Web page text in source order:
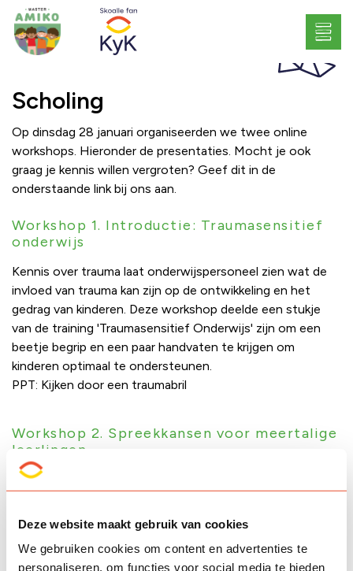
Deze website maakt gebruik van cookies
We gebruiken cookies om content en advertenties te
personaliseren, om functies voor social media te bieden
Scholing
Op dinsdag 28 januari organiseerden we twee online
workshops. Hieronder de presentaties. Mocht je ook
graag je kennis willen vergroten? Geef dit in de
onderstaande link bij ons aan.
Workshop 1. Introductie: Traumasensitief
onderwijs
Kennis over trauma laat onderwijspersoneel zien wat de
invloed van trauma kan zijn op de ontwikkeling en het
gedrag van kinderen. Deze workshop deelde een stukje
van de training 'Traumasensitief Onderwijs' zijn om een
beetje begrip en een paar handvaten te krijgen om
kinderen optimaal te ondersteunen.
PPT: Kijken door een traumabril
Workshop 2. Spreekkansen voor meertalige
leerlingen
Juist de kinderen die het het hardst nodig hebben, krijgen
gaat. In deze sessie bespraken we hoe je spreekkansen
kunt creëren ook voor meertalige leerlingen (die het
Nederlands soms minder beheersen).